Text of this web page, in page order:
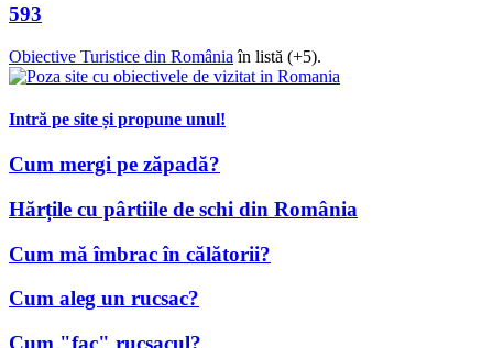
593
Obiective Turistice din România în listă (+5).
Intră pe site și propune unul!
Cum mergi pe zăpadă?
Hărțile cu pârtiile de schi din România
Cum mă îmbrac în călătorii?
Cum aleg un rucsac?
Cum "fac" rucsacul?